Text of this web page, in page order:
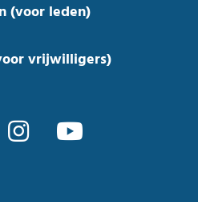
(voor leden)
vrijwilligers)